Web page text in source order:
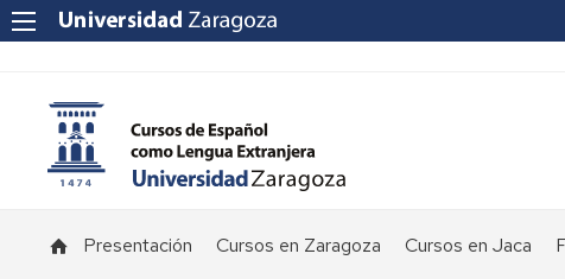
Presentación Cursos en Zaragoza Cursos en Jaca